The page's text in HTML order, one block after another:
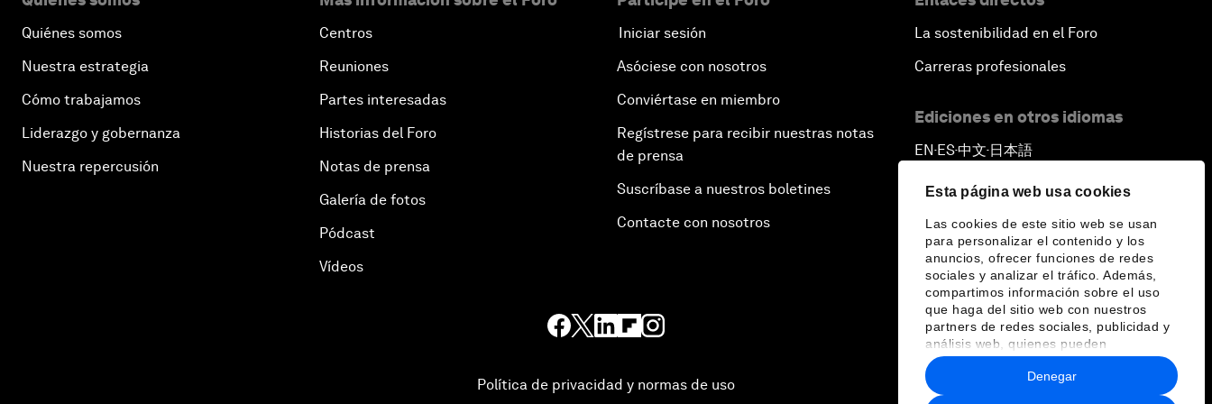
Esta página web usa cookies
Las cookies de este sitio web se usan
para personalizar el contenido y los
anuncios, ofrecer funciones de redes
sociales y analizar el tráfico. Además,
compartimos información sobre el uso
que haga del sitio web con nuestros
partners de redes sociales, publicidad y
análisis web, quienes pueden
combinarla con otra información que les
haya proporcionado o que hayan
recopilado a partir del uso que haya
Denegar
Quiénes somos
Nuestra estrategia
Cómo trabajamos
Liderazgo y gobernanza
Nuestra repercusión
Centros
Reuniones
Partes interesadas
Historias del Foro
Notas de prensa
Galería de fotos
Pódcast
Vídeos
Iniciar sesión
Asóciese con nosotros
Conviértase en miembro
Regístrese para recibir nuestras notas
de prensa
Suscríbase a nuestros boletines
Contacte con nosotros
La sostenibilidad en el Foro
Carreras profesionales
Ediciones en otros idiomas
EN ▪ ES▪中文▪ 日本語
Política de privacidad y normas de uso